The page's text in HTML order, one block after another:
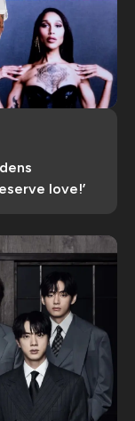
love!’